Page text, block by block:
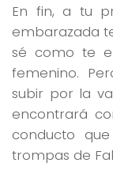
En fin, a tu
embarazada
sé como te
femenino.
subir por la
encontrará
conducto
trompas de